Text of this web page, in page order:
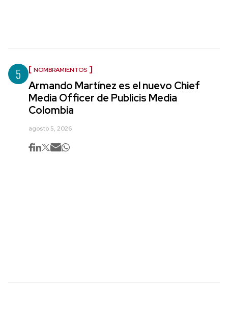
5 NOMBRAMIENTOS
Armando Martínez es el nuevo Chief
Media Officer de Publicis Media
Colombia
agosto 5, 2026